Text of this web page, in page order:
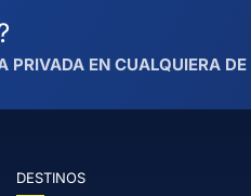
EN CUALQUIERA
DESTINOS